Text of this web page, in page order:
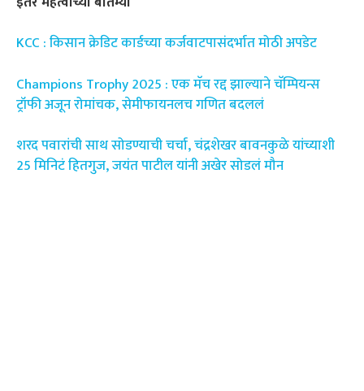
KCC : किसान क्रेडिट कार्डच्या कर्जवाटपासंदर्भात मोठी अपडेट
Champions Trophy 2025 : एक मॅच रद्द झाल्याने चॅम्पियन्स
ट्रॉफी अजून रोमांचक, सेमीफायनलच गणित बदललं
शरद पवारांची साथ सोडण्याची चर्चा, चंद्रशेखर बावनकुळे यांच्याशी
25 मिनिटं हितगुज, जयंत पाटील यांनी अखेर सोडलं मौन